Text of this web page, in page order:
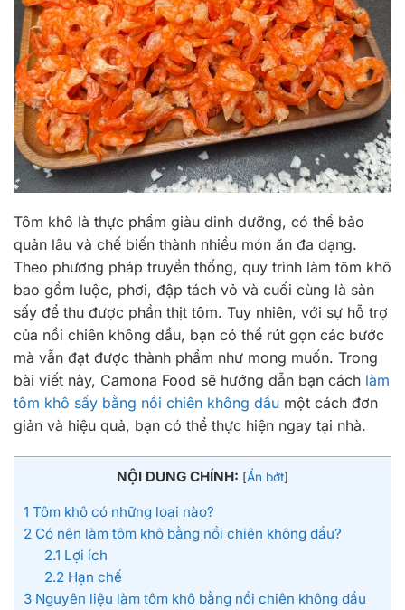
Tôm khô là thực phẩm giàu dinh dưỡng, có thể bảo
quản lâu và chế biến thành nhiều món ăn đa dạng.
Theo phương pháp truyền thống, quy trình làm tôm khô
bao gồm luộc, phơi, đập tách vỏ và cuối cùng là sàn
sấy để thu được phần thịt tôm. Tuy nhiên, với sự hỗ trợ
của nồi chiên không dầu, bạn có thể rút gọn các bước
mà vẫn đạt được thành phẩm như mong muốn. Trong
bài viết này, Camona Food sẽ hướng dẫn bạn cách làm
tôm khô sấy bằng nồi chiên không dầu một cách đơn
giản và hiệu quả, bạn có thể thực hiện ngay tại nhà.
NỘI DUNG CHÍNH: [Ẩn bớt]
1 Tôm khô có những loại nào?
2 Có nên làm tôm khô bằng nồi chiên không dầu?
2.1 Lợi ích
2.2Hạn chế
3 Nguyên liệu làm tôm khô bằng nồi chiên không dầu